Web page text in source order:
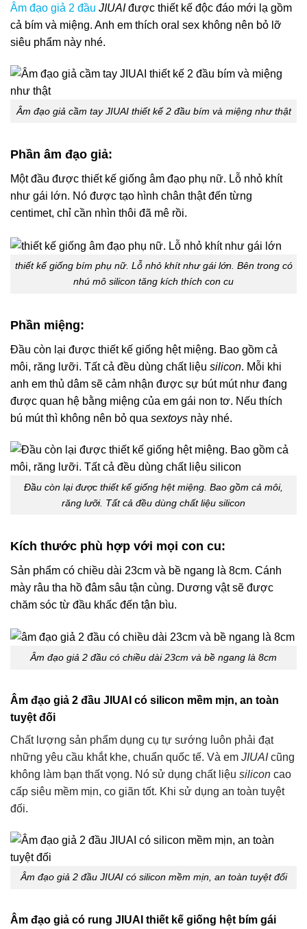
Âm đạo giả 2 đầu JIUAIđược thiết kế độc đáo mới lạ gồm
cả bím và miệng. Anh em thích oral sex không nên bỏ lỡ
siêu phẩm này nhé.
Âm đạo giả cầm tay JIUAI thiết kế 2 đầu bím và miệng như thật
Phần âm đạo giả:
Một đầu được thiết kế giống âm đạo phụ nữ. Lỗ nhỏ khít
như gái lớn. Nó được tạo hình chân thật đến từng
centimet, chỉ cần nhìn thôi đã mê rồi.
thiết kế giống bím phụ nữ. Lỗ nhỏ khít như gái lớn. Bên trong có
nhú mô silicon tăng kích thích con cu
Phần miệng:
Đầu còn lại được thiết kế giống hệt miệng. Bao gồm cả
môi, răng lưỡi. Tất cả đều dùng chất liệu silicon. Mỗi khi
anh em thủ dâm sẽ cảm nhận được sự bút mút như đang
được quan hệ bằng miệng của em gái non tơ. Nếu thích
bú mút thì không nên bỏ qua sextoys này nhé.
Đầu còn lại được thiết kế giống hệt miệng. Bao gồm cả môi,
răng lưỡi. Tất cả đều dùng chất liệu silicon
Kích thước phù hợp với mọi con cu:
Sản phẩm có chiều dài 23cm và bề ngang là 8cm. Cánh
mày râu tha hồ đâm sâu tận cùng. Dương vật sẽ được
chăm sóc từ đầu khấc đến tận bìu.
Âm đạo giả 2 đầu có chiều dài 23cm và bề ngang là 8cm
Âm đạo giả 2 đầu JIUAI có silicon mềm mịn, an toàn
tuyệt đối
Chất lượng sản phẩm dụng cụ tự sướng luôn phải đạt
những yêu cầu khắt khe, chuẩn quốc tế. Và em JIUAIcũng
không làm bạn thất vọng. Nó sử dụng chất liệu silicon cao
cấp siêu mềm mịn, co giãn tốt. Khi sử dụng an toàn tuyệt
đối.
Âm đạo giả 2 đầu JIUAI có silicon mềm mịn, an toàn tuyệt đối
Âm đạo giả có rung JIUAI thiết kế giống hệt bím gái